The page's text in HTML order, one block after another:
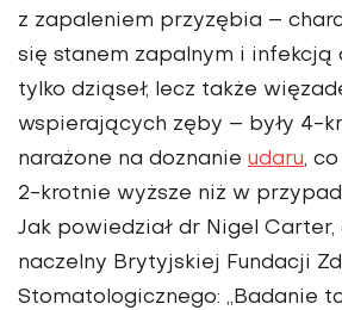
z zapaleniem przyzębia –
się stanem zapal­nym i infekcją
tylko dziąseł, lecz także
wspierających zęby – były 4-
narażone na doznanie udaru,
2-krotnie wyższe niż w
Jak powiedział dr Nigel
naczelny Brytyjskiej Fundacji
Stomatologicz­nego: „Badanie